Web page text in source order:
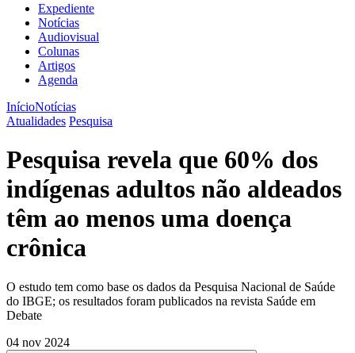
Expediente
Notícias
Audiovisual
Colunas
Artigos
Agenda
InícioNotícias
Atualidades Pesquisa
Pesquisa revela que 60% dos
indígenas adultos não aldeados
têm ao menos uma doença
crônica
O estudo tem como base os dados da Pesquisa Nacional de Saúde
do IBGE; os resultados foram publicados na revista Saúde em
Debate
04 nov 2024